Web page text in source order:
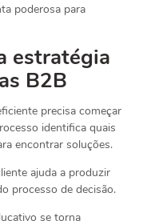
poderosa para
estratégia
B2B
precisa começar
identifica quais
encontrar soluções.
ajuda a produzir
processo de decisão.
se torna